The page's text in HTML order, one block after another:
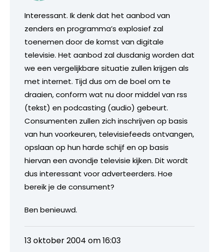
Interessant. Ik denk dat het aanbod van
zenders en programma’s explosief zal
toenemen door de komst van digitale
televisie. Het aanbod zal dusdanig worden dat
we een vergelijkbare situatie zullen krijgen als
met internet. Tijd dus om de boel om te
draaien, conform wat nu door middel van rss
(tekst) en podcasting (audio) gebeurt.
Consumenten zullen zich inschrijven op basis
van hun voorkeuren, televisiefeeds ontvangen,
opslaan op hun harde schijf en op basis
hiervan een avondje televisie kijken. Dit wordt
dus interessant voor adverteerders. Hoe
bereik je de consument?
Ben benieuwd.
13 oktober 2004 om 16:03